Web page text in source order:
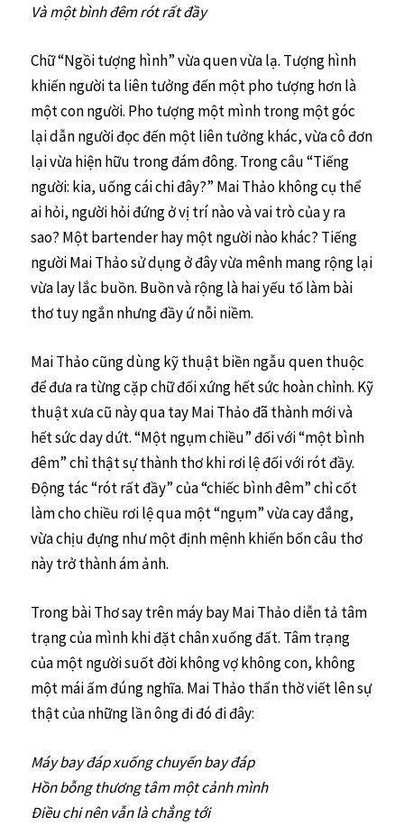
Và một bình đêm rót rất đầy
Chữ “Ngồi tượng hình” vừa quen vừa lạ. Tượng hình
khiến người ta liên tưởng đến một pho tượng hơn là
một con người. Pho tượng một mình trong một góc
lại dẫn người đọc đến một liên tưởng khác, vừa cô đơn
lại vừa hiện hữu trong đám đông. Trong câu “Tiếng
người: kia, uống cái chi đây?” Mai Thảo không cụ thể
ai hỏi, người hỏi đứng ở vị trí nào và vai trò của y ra
sao? Một bartender hay một người nào khác? Tiếng
người Mai Thảo sử dụng ở đây vừa mênh mang rộng lại
vừa lay lắc buồn. Buồn và rộng là hai yếu tố làm bài
thơ tuy ngắn nhưng đầy ứ nỗi niềm.
Mai Thảo cũng dùng kỹ thuật biền ngẫu quen thuộc
để đưa ra từng cặp chữ đối xứng hết sức hoàn chỉnh. Kỹ
thuật xưa cũ này qua tay Mai Thảo đã thành mới và
hết sức day dứt. “Một ngụm chiều” đối với “một bình
đêm” chỉ thật sự thành thơ khi rơi lệ đối với rót đầy.
Động tác “rót rất đầy” của “chiếc bình đêm” chỉ cốt
làm cho chiều rơi lệ qua một “ngụm” vừa cay đắng,
vừa chịu đựng như một định mệnh khiến bốn câu thơ
này trở thành ám ảnh.
Trong bài Thơ say trên máy bay Mai Thảo diễn tả tâm
trạng của mình khi đặt chân xuống đất. Tâm trạng
của một người suốt đời không vợ không con, không
một mái ấm đúng nghĩa. Mai Thảo thẩn thờ viết lên sự
thật của những lần ông đi đó đi đây:
Máy bay đáp xuống chuyến bay đáp
Hồn bỗng thương tâm một cảnh mình
Điều chi nên vẫn là chẳng tới